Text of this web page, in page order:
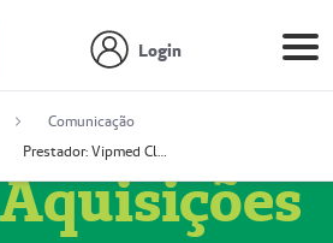
Login
Comunicação
Prestador: Vipmed Clínica Geral Ltda, 51004349-0 (Nome Fantasia: Policlínica Master)